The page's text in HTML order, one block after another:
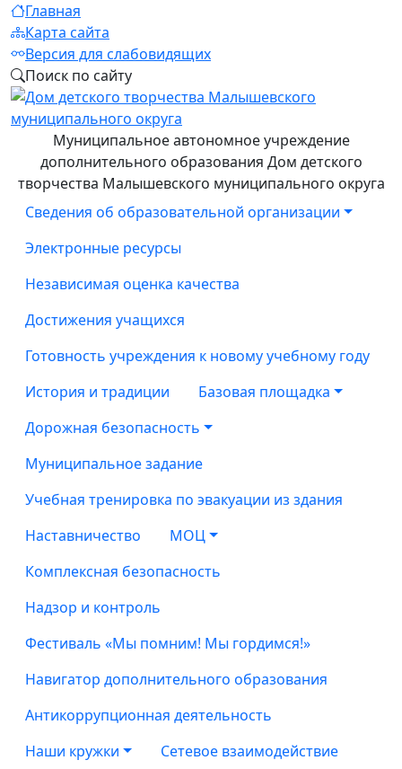
Главная
Карта сайта
Версия для слабовидящих
Поиск по сайту
Муниципальное автономное учреждение
дополнительного образования Дом детского
творчества Малышевского муниципального округа
Сведения об образовательной организации
Электронные ресурсы
Независимая оценка качества
Достижения учащихся
Готовность учреждения к новому учебному году
История и традиции
Базовая площадка
Дорожная безопасность
Муниципальное задание
Учебная тренировка по эвакуации из здания
Наставничество
МОЦ
Комплексная безопасность
Надзор и контроль
Фестиваль «Мы помним! Мы гордимся!»
Навигатор дополнительного образования
Антикоррупционная деятельность
Наши кружки
Сетевое взаимодействие